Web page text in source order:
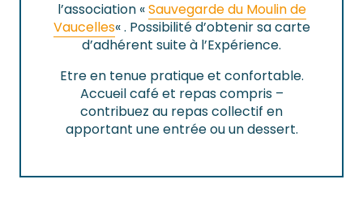
l’association «Sauvegarde du Moulin de
Vaucelles« . Possibilité d’obtenir sa carte
d’adhérent suite à l’Expérience.
Etre en tenue pratique et confortable.
Accueil café et repas compris –
contribuez au repas collectif en
apportant une entrée ou un dessert.